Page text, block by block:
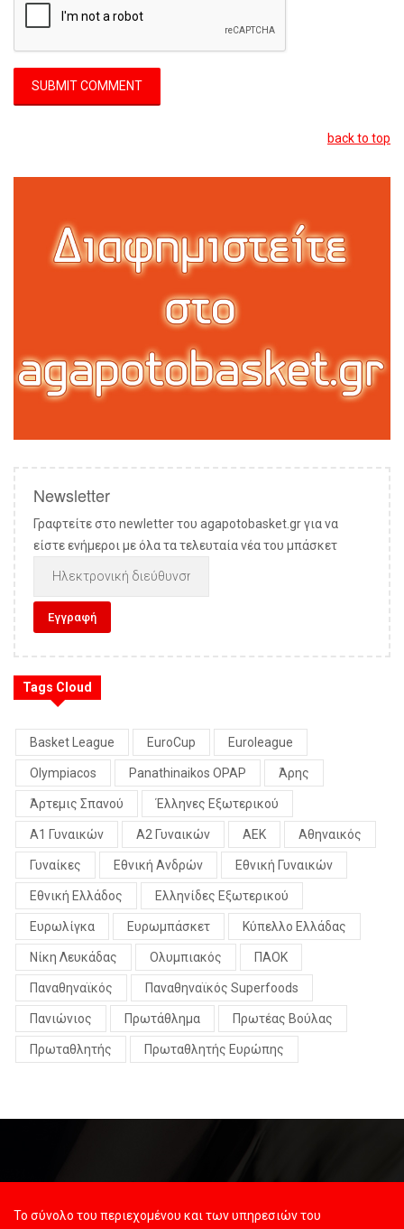
back to top
Newsletter
Γραφτείτε στο newletter του agapotobasket.gr για να
είστε ενήμεροι με όλα τα τελευταία νέα του μπάσκετ
Tags Cloud
Basket League EuroCup Euroleague
Olympiacos Panathinaikos OPAP Άρης
Άρτεμις Σπανού Έλληνες Εξωτερικού
Α1 Γυναικών Α2 Γυναικών ΑΕΚ Αθηναικός
Γυναίκες Εθνική Ανδρών Εθνική Γυναικών
Εθνική Ελλάδος Ελληνίδες Εξωτερικού
Ευρωλίγκα Ευρωμπάσκετ Κύπελλο Ελλάδας
Νίκη Λευκάδας Ολυμπιακός ΠΑΟΚ
Παναθηναϊκός Παναθηναϊκός Superfoods
Πανιώνιος Πρωτάθλημα Πρωτέας Βούλας
Πρωταθλητής Πρωταθλητής Ευρώπης
Το σύνολο του περιεχομένου και των υπηρεσιών του